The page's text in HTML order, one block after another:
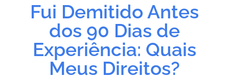
Fui Demitido Antes
dos 90 Dias de
Experiência: Quais
Meus Direitos?